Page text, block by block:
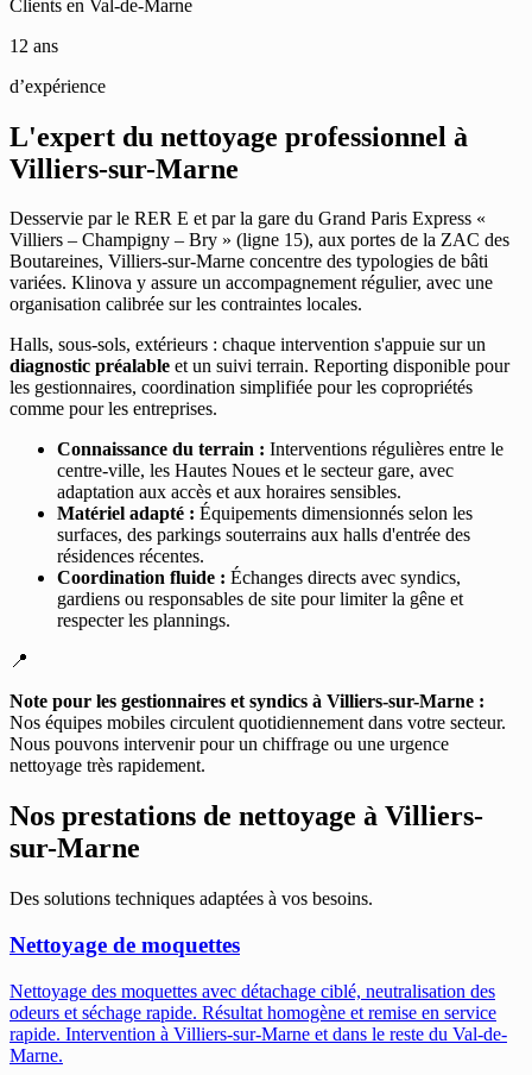
Clients en Val-de-Marne
12 ans
d’expérience
L'expert du nettoyage professionnel à
Villiers-sur-Marne
Desservie par le RER E et par la gare du Grand Paris Express «
Villiers – Champigny – Bry » (ligne 15), aux portes de la ZAC des
Boutareines, Villiers-sur-Marne concentre des typologies de bâti
variées. Klinova y assure un accompagnement régulier, avec une
organisation calibrée sur les contraintes locales.
Halls, sous-sols, extérieurs : chaque intervention s'appuie sur un
diagnostic préalable et un suivi terrain. Reporting disponible pour
les gestionnaires, coordination simplifiée pour les copropriétés
comme pour les entreprises.
Connaissance du terrain : Interventions régulières entre le
centre-ville, les Hautes Noues et le secteur gare, avec
adaptation aux accès et aux horaires sensibles.
Matériel adapté : Équipements dimensionnés selon les
surfaces, des parkings souterrains aux halls d'entrée des
résidences récentes.
Coordination fluide : Échanges directs avec syndics,
gardiens ou responsables de site pour limiter la gêne et
respecter les plannings.
📍
Note pour les gestionnaires et syndics à Villiers-sur-Marne :
Nos équipes mobiles circulent quotidiennement dans votre secteur.
Nous pouvons intervenir pour un chiffrage ou une urgence
nettoyage très rapidement.
Nos prestations de nettoyage à Villiers-
sur-Marne
Des solutions techniques adaptées à vos besoins.
Nettoyage de moquettes
Nettoyage des moquettes avec détachage ciblé, neutralisation des
odeurs et séchage rapide. Résultat homogène et remise en service
rapide. Intervention à Villiers-sur-Marne et dans le reste du Val-de-
Marne.